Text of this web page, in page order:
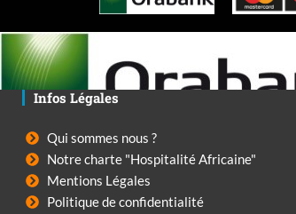
Infos Légales
Qui sommes nous ?
Notre charte "Hospitalité Africaine"
Mentions Légales
Politique de confidentialité